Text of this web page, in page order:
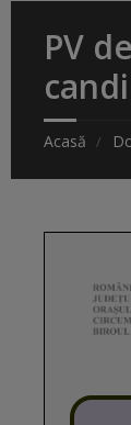
PV
Acasă